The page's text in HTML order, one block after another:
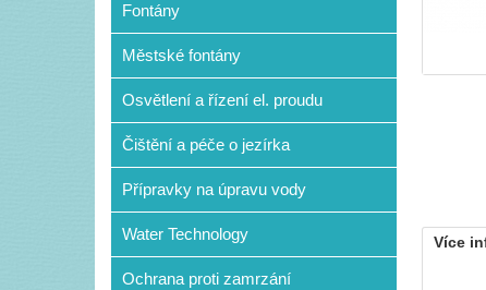
Více
Fontány
Městské fontány
Osvětlení a řízení el. proudu
Čištění a péče o jezírka
Přípravky na úpravu vody
Water Technology
Ochrana proti zamrzání